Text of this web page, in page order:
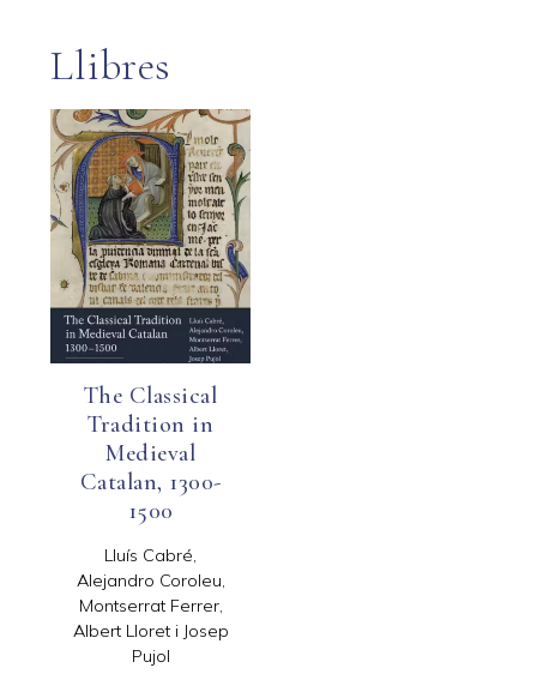
Llibres
The Classical
Tradition in
Medieval
Catalan, 1300-
1500
Lluís Cabré,
Alejandro Coroleu,
Montserrat Ferrer,
Albert Lloret i Josep
Pujol